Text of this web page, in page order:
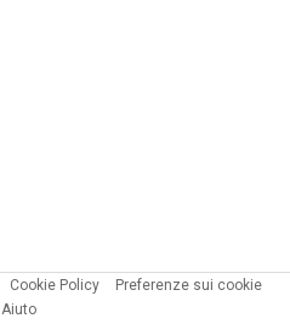
Cookie Policy
Preferenze sui cookie
Aiuto